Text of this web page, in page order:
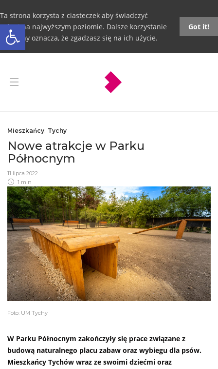
Otwórz pasek narzędzi
Ta strona korzysta z ciasteczek aby świadczyć
usługi na najwyższym poziomie. Dalsze korzystanie
ze strony oznacza, że zgadzasz się na ich użycie.
Got it!
Mieszkańcy, Tychy
Nowe atrakcje w Parku
Północnym
11 lipca 2022
1 min
Foto: UM Tychy
W Parku Północnym zakończyły się prace związane z
budową naturalnego placu zabaw oraz wybiegu dla psów.
Mieszkańcy Tychów wraz ze swoimi dziećmi oraz